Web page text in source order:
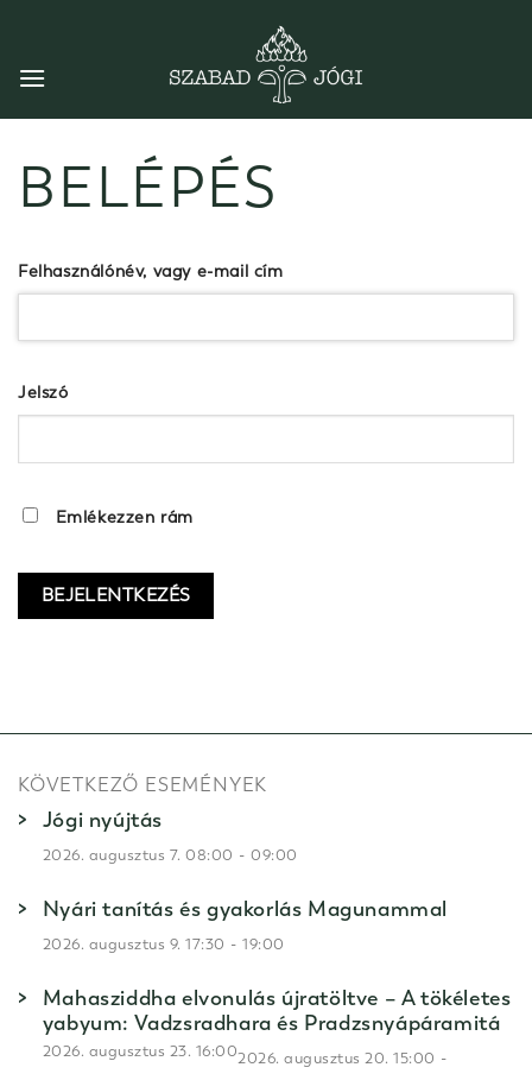
content
BELÉPÉS
Felhasználónév, vagy e-mail cím
Jelszó
Emlékezzen rám
BEJELENTKEZÉS
KÖVETKEZŐ ESEMÉNYEK
Jógi nyújtás
2026. augusztus 7. 08:00 -09:00
Nyári tanítás és gyakorlás Magunammal
2026. augusztus 9. 17:30 -19:00
Mahasziddha elvonulás újratöltve – A tökéletes
yabyum: Vadzsradhara és Pradzsnyápáramitá
2026. augusztus 20. 15:00 -
2026. augusztus 23. 16:00